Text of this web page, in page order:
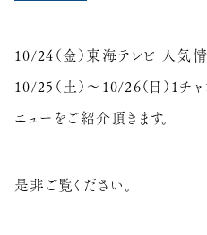
10/24（金）東海テレビ 人気情
10/25（土）～10/26（日）1チ
ニューをご紹介頂きます。
是非ご覧ください。